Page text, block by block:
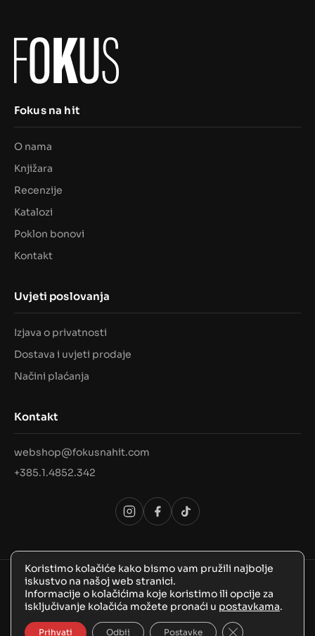
Fokus na hit
O nama
Knjižara
Recenzije
Katalozi
Poklon bonovi
Kontakt
Uvjeti poslovanja
Izjava o privatnosti
Dostava i uvjeti prodaje
Načini plaćanja
Kontakt
webshop@fokusnahit.com
+385.1.4852.342
© 2026 Sva prava pridržana, FokusNaHit!
Koristimo kolačiće kako bismo vam pružili najbolje
iskustvo na našoj web stranici.
Informacije o kolačićima koje koristimo ili opcije za
isključivanje kolačića možete pronaći u postavkama.
Prihvati Odbij Postavke Close GDPR